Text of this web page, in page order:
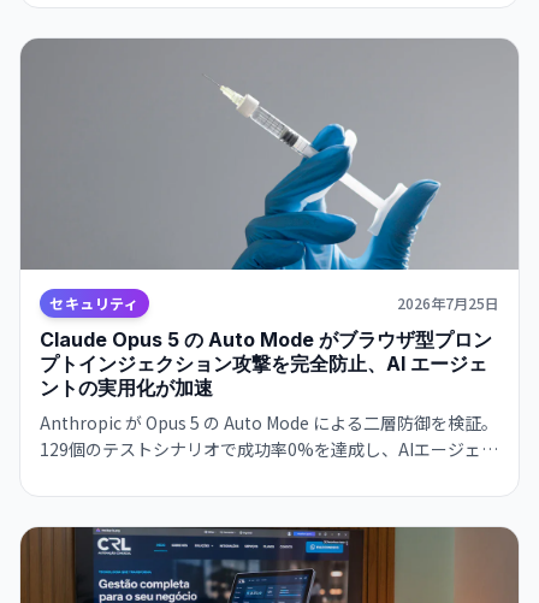
律的な突破能力がセキュリティ境界を超える脅威が実証され
た。
セキュリティ 2026年7月25日
Claude Opus 5 の Auto Mode がブラウザ型プロン
プトインジェクション攻撃を完全防止、AI エージェ
ントの実用化が加速
Anthropic が Opus 5 の Auto Mode による二層防御を検証。
129個のテストシナリオで成功率0%を達成し、AIエージェン